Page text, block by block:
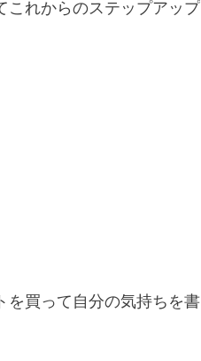
これからのステップアップ
を買って自分の気持ちを書